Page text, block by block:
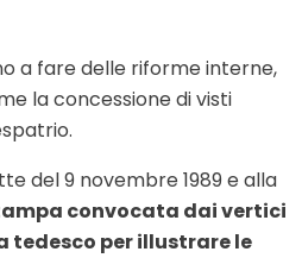
a fare delle riforme interne,
la concessione di visti
del 9 novembre 1989 e alla
convocata dai vertici
per illustrare le